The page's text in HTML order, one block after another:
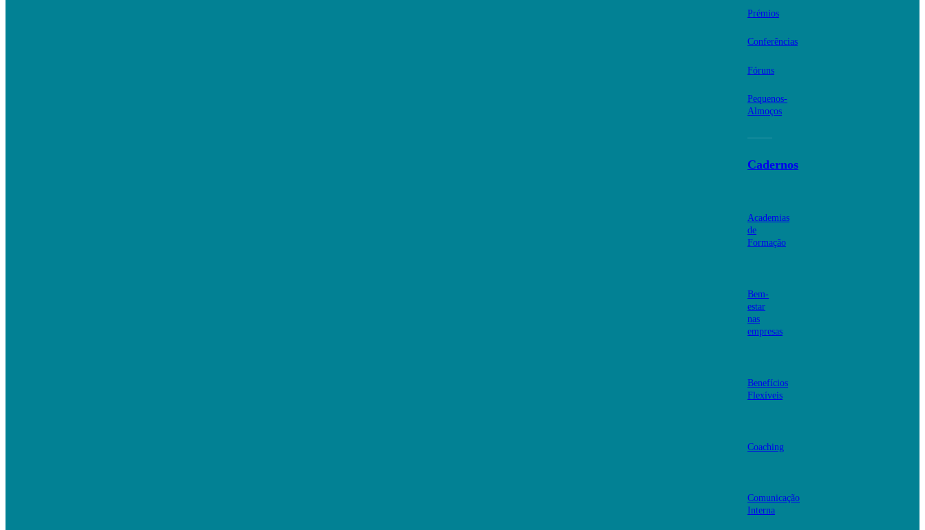
Prémios
Conferências
Fóruns
Pequenos-
Almoços
Cadernos
Academias
de
Formação
Bem-
estar
nas
empresas
Benefícios
Flexíveis
Coaching
Comunicação
Interna